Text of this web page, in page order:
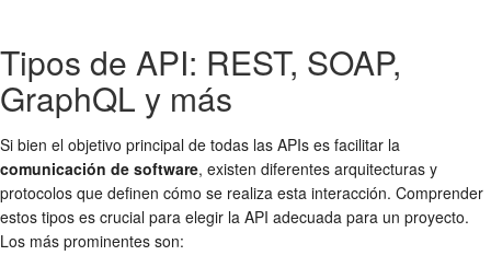
Tipos de API: REST, SOAP,
GraphQL y más
Si bien el objetivo principal de todas las APIs es facilitar la
comunicación de software, existen diferentes arquitecturas y
protocolos que definen cómo se realiza esta interacción. Comprender
estos tipos es crucial para elegir la API adecuada para un proyecto.
Los más prominentes son: